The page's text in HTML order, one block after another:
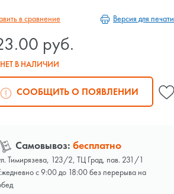
в сравнение Версия для печати
руб.
НЕТ В НАЛИЧИИ
СООБЩИТЬ О ПОЯВЛЕНИИ
Самовывоз: бесплатно
Тимирязева, 123/2, ТЦ Град, пав. 231/1
с 9:00 до 18:00 без перерыва на